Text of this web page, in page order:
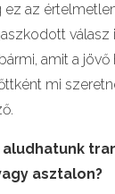
az
válasz
amit a jövő
mi
aludhatunk
asztalon?